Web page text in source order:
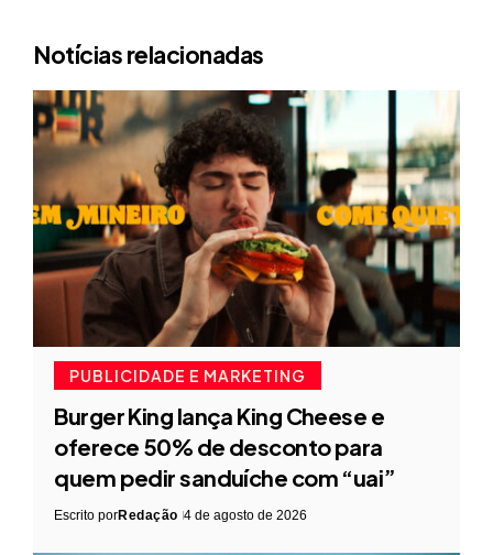
Notícias relacionadas
PUBLICIDADE E MARKETING
Burger King lança King Cheese e
oferece 50% de desconto para
quem pedir sanduíche com “uai”
Escrito porRedação 4 de agosto de 2026